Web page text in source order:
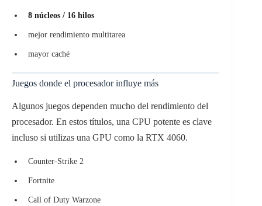
8 núcleos / 16 hilos
mejor rendimiento multitarea
mayor caché
Juegos donde el procesador influye más
Algunos juegos dependen mucho del rendimiento del
procesador. En estos títulos, una CPU potente es clave
incluso si utilizas una GPU como la RTX 4060.
Counter-Strike 2
Fortnite
Call of Duty Warzone